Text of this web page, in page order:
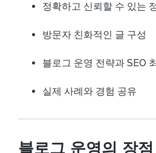
정확하고 신뢰할 수 있는
방문자 친화적인 글 구성
블로그 운영 전략과 SEO
실제 사례와 경험 공유
블로그 운영의 장점